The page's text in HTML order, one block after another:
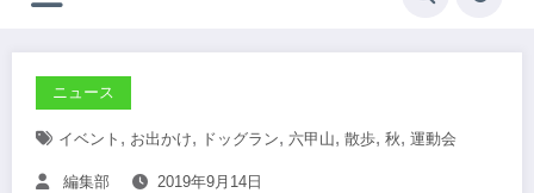
ニュース
イベント , お出かけ, ドッグラン, 六甲山, 散歩, 秋, 運動会
編集部 2019年9月14日